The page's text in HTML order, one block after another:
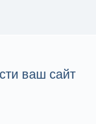
ваш сайт